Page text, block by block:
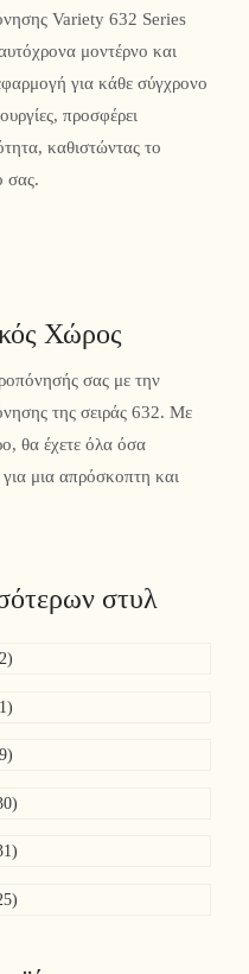
Variety 632 Series
μοντέρνο και
για κάθε σύγχρονο
προσφέρει
καθιστώντας το
σας.
Χώρος
σας με την
της σειράς 632. Με
θα έχετε όλα όσα
μια απρόσκοπτη και
στυλ